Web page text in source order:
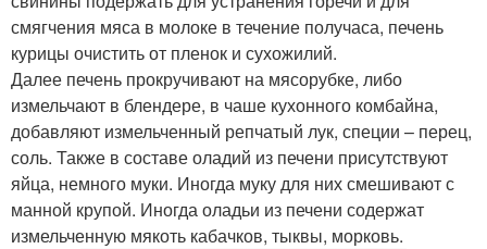
смягчения мяса в молоке в течение получаса, печень
курицы очистить от пленок и сухожилий.
Далее печень прокручивают на мясорубке, либо
измельчают в блендере, в чаше кухонного комбайна,
добавляют измельченный репчатый лук, специи – перец,
соль. Также в составе оладий из печени присутствуют
яйца, немного муки. Иногда муку для них смешивают с
манной крупой. Иногда оладьи из печени содержат
измельченную мякоть кабачков, тыквы, морковь.